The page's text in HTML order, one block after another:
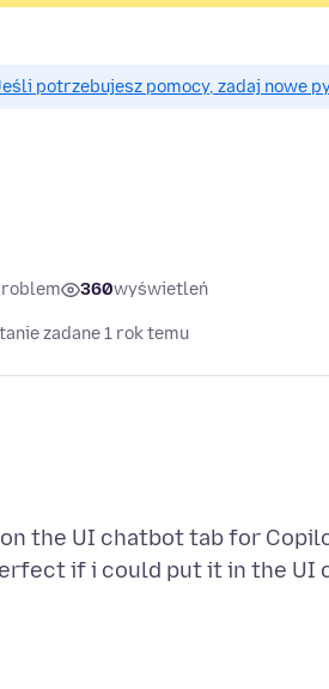
potrzebujesz pomocy, zadaj nowe
360wyświetleń
zadane 1 rok temu
the UI chatbot tab for